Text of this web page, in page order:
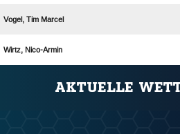
  
 
AKTUELLE